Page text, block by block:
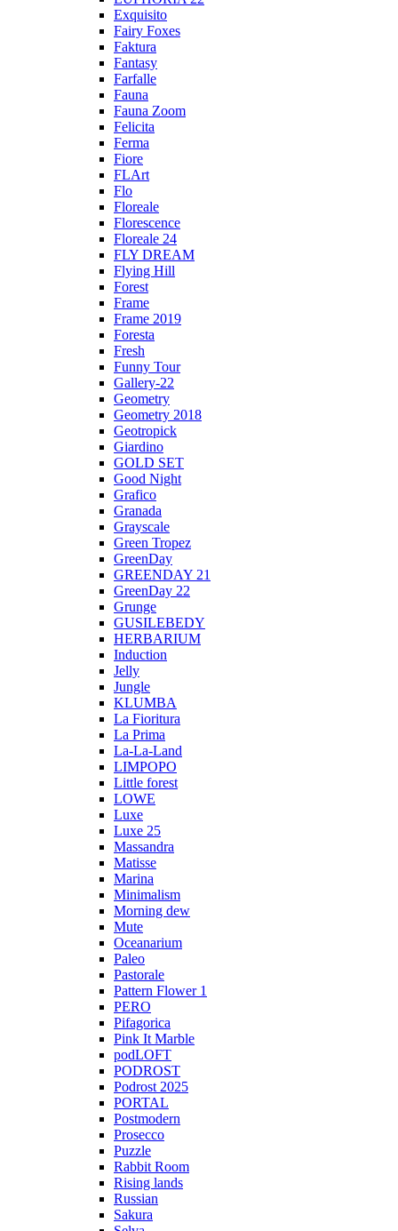
Exquisito
Fairy Foxes
Faktura
Fantasy
Farfalle
Fauna
Fauna Zoom
Felicita
Ferma
Fiore
FLArt
Flo
Floreale
Florescence
Floreale 24
FLY DREAM
Flying Hill
Forest
Frame
Frame 2019
Foresta
Fresh
Funny Tour
Gallery-22
Geometry
Geometry 2018
Geotropick
Giardino
GOLD SET
Good Night
Grafico
Granada
Grayscale
Green Tropez
GreenDay
GREENDAY 21
GreenDay 22
Grunge
GUSILEBEDY
HERBARIUM
Induction
Jelly
Jungle
KLUMBA
La Fioritura
La Prima
La-La-Land
LIMPOPO
Little forest
LOWE
Luxe
Luxe 25
Massandra
Matisse
Marina
Minimalism
Morning dew
Mute
Oceanarium
Paleo
Pastorale
Pattern Flower 1
PERO
Pifagorica
Pink It Marble
podLOFT
PODROST
Podrost 2025
PORTAL
Postmodern
Prosecco
Puzzle
Rabbit Room
Rising lands
Russian
Sakura